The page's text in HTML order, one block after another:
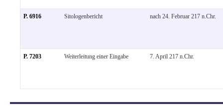
P. 6916 Sitologenbericht nach 24. Februar 217 n.Chr.
P. 7203 Weiterleitung einer Eingabe 7. April 217 n.Chr.